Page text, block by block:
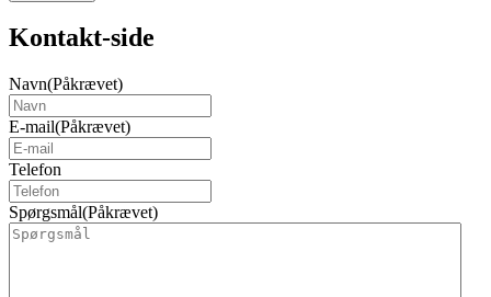
Kontakt-side
Navn(Påkrævet)
E-mail(Påkrævet)
Telefon
Spørgsmål(Påkrævet)